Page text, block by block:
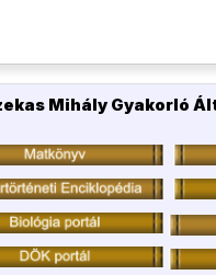
Mihály Gyakorló